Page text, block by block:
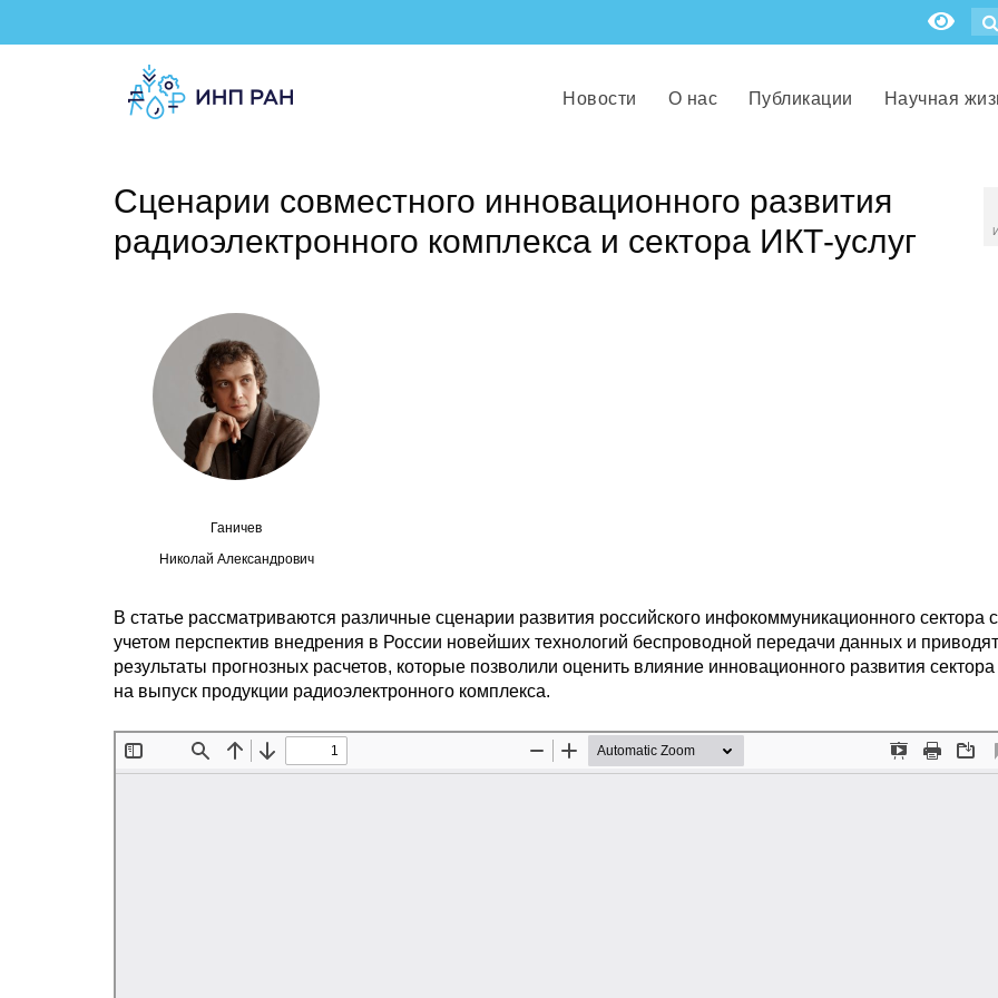
Новости О нас Публикации Научная
Сценарии совместного инновационного развития
радиоэлектронного комплекса и сектора ИКТ-услуг
Ганичев
Николай Александрович
В статье рассматриваются различные сценарии развития российского инфокоммуникационного сектора с
учетом перспектив внедрения в России новейших технологий беспроводной передачи данных и
результаты прогнозных расчетов, которые позволили оценить влияние инновационного развития
на выпуск продукции радиоэлектронного комплекса.